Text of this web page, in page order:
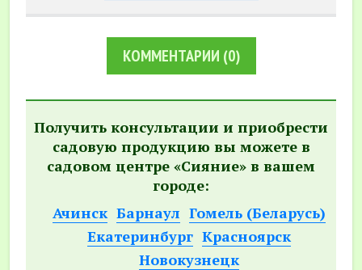
КОММЕНТАРИИ (0)
Получить консультации и приобрести
садовую продукцию вы можете в
садовом центре «Сияние» в вашем
городе:
Ачинск Барнаул Гомель (Беларусь)
Екатеринбург Красноярск
Новокузнецк